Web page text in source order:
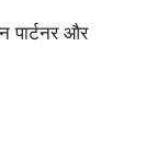
पार्टनर और